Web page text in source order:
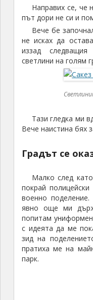
Направих се, че
път дори не си и
Вече бе
не исках да
иззад
светлини на голям
Тази гледка ми
Вече наистина бях
Градът се
Малко след
покрай
военно
явно още ми
попитам
с идеята да ме
зид на
пратиха ме на
парк.